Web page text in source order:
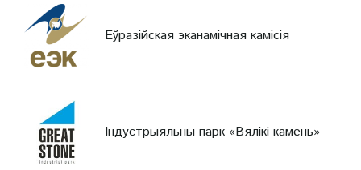
Еўразійская эканамічная камісія
Індустрыяльны парк «Вялікі камень»